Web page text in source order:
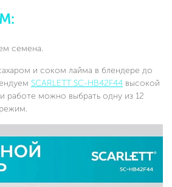
семена.
и соком лайма в блендере до
SCARLETT SC-HB42F44 высокой
работе можно выбрать одну из 12